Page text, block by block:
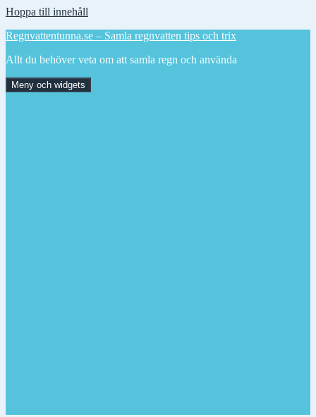
Hoppa till innehåll
Regnvattentunna.se – Samla regnvatten tips och trix
Allt du behöver veta om att samla regn och använda
Meny och widgets